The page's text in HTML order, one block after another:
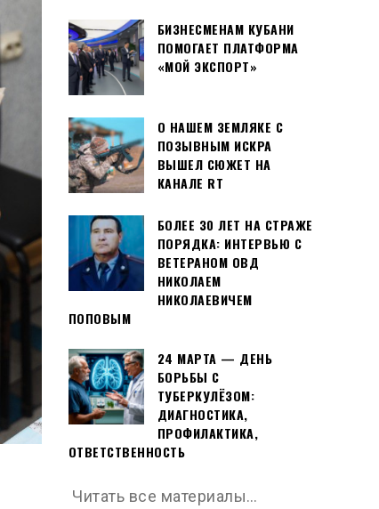
БИЗНЕСМЕНАМ КУБАНИ
ПОМОГАЕТ ПЛАТФОРМА
«МОЙ ЭКСПОРТ»
О НАШЕМ ЗЕМЛЯКЕ С
ПОЗЫВНЫМ ИСКРА
ВЫШЕЛ СЮЖЕТ НА
КАНАЛЕ RT
БОЛЕЕ 30 ЛЕТ НА СТРАЖЕ
ПОРЯДКА: ИНТЕРВЬЮ С
ВЕТЕРАНОМ ОВД
НИКОЛАЕМ
НИКОЛАЕВИЧЕМ
ПОПОВЫМ
24 МАРТА — ДЕНЬ
БОРЬБЫ С
ТУБЕРКУЛЁЗОМ:
ДИАГНОСТИКА,
ПРОФИЛАКТИКА,
ОТВЕТСТВЕННОСТЬ
Читать все материалы…